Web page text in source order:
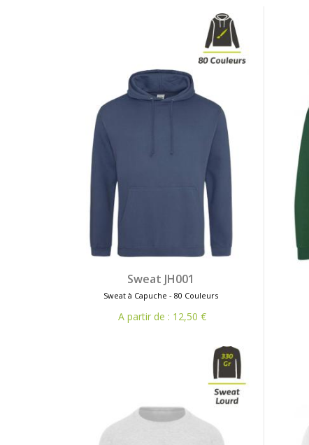
Sweat JH001
Sweat à Capuche - 80 Couleurs
A partir de : 12,50 €